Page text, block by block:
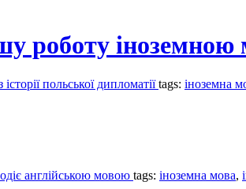
роботу
польської дипломатіїtags: іноземна
англійською мовою tags: іноземна мова,